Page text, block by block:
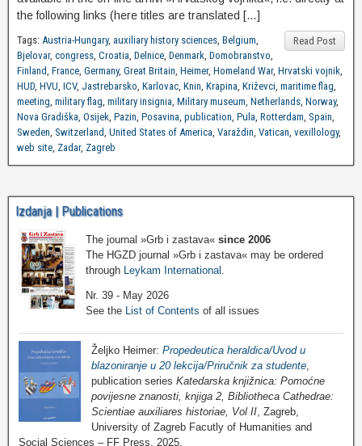
the following links (here titles are translated […]
Read Post
Tags: Austria-Hungary, auxiliary history sciences, Belgium,
Bjelovar, congress, Croatia, Delnice, Denmark, Domobranstvo,
Finland, France, Germany, Great Britain, Heimer, Homeland War, Hrvatski vojnik,
HUD, HVU, ICV, Jastrebarsko, Karlovac, Knin, Krapina, Križevci, maritime flag,
meeting, military flag, military insignia, Military museum, Netherlands, Norway,
Nova Gradiška, Osijek, Pazin, Posavina, publication, Pula, Rotterdam, Spain,
Sweden, Switzerland, United States of America, Varaždin, Vatican, vexillology,
web site, Zadar, Zagreb
Izdanja | Publications
The journal »Grb i zastava« since 2006
The HGZD journal »Grb i zastava« may be ordered
through
Leykam International
Nr. 39 - May 2026
See the
List of Contents of all issues
Željko Heimer: Propedeutica heraldica/Uvod u
blazoniranje u 20 lekcija/Priručnik za studente,
publication series Katedarska knjižnica: Pomoćne
povijesne znanosti, knjiga 2, Bibliotheca Cathedrae:
Scientiae auxiliares historiae, Vol II, Zagreb,
University of Zagreb Facutly of Humanities and
Social Sciences – FF Press, 2025.